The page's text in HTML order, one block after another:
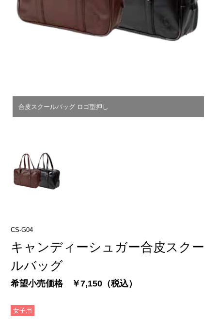
合皮スクールバッグ ロゴ型押し
CS-G04
キャンディーシュガー合皮スクー
ルバッグ
希望小売価格 ￥7,150（税込）
女子用